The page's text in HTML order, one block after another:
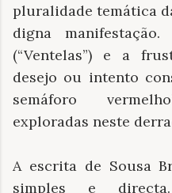
pluralidade temática
digna
(“Ventelas”) e a
desejo ou intento
semáforo
exploradas neste
A escrita de Sousa
simples e